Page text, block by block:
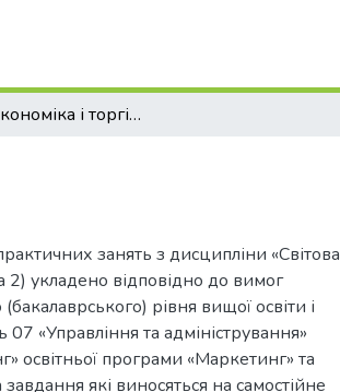
Світова економіка і торгівля
занять з дисципліни «Світова
2) укладено відповідно до вимог
рівня вищої освіти і
07 «Управління та адміністрування»
освітньої програми «Маркетинг» та
які виносяться на самостійне